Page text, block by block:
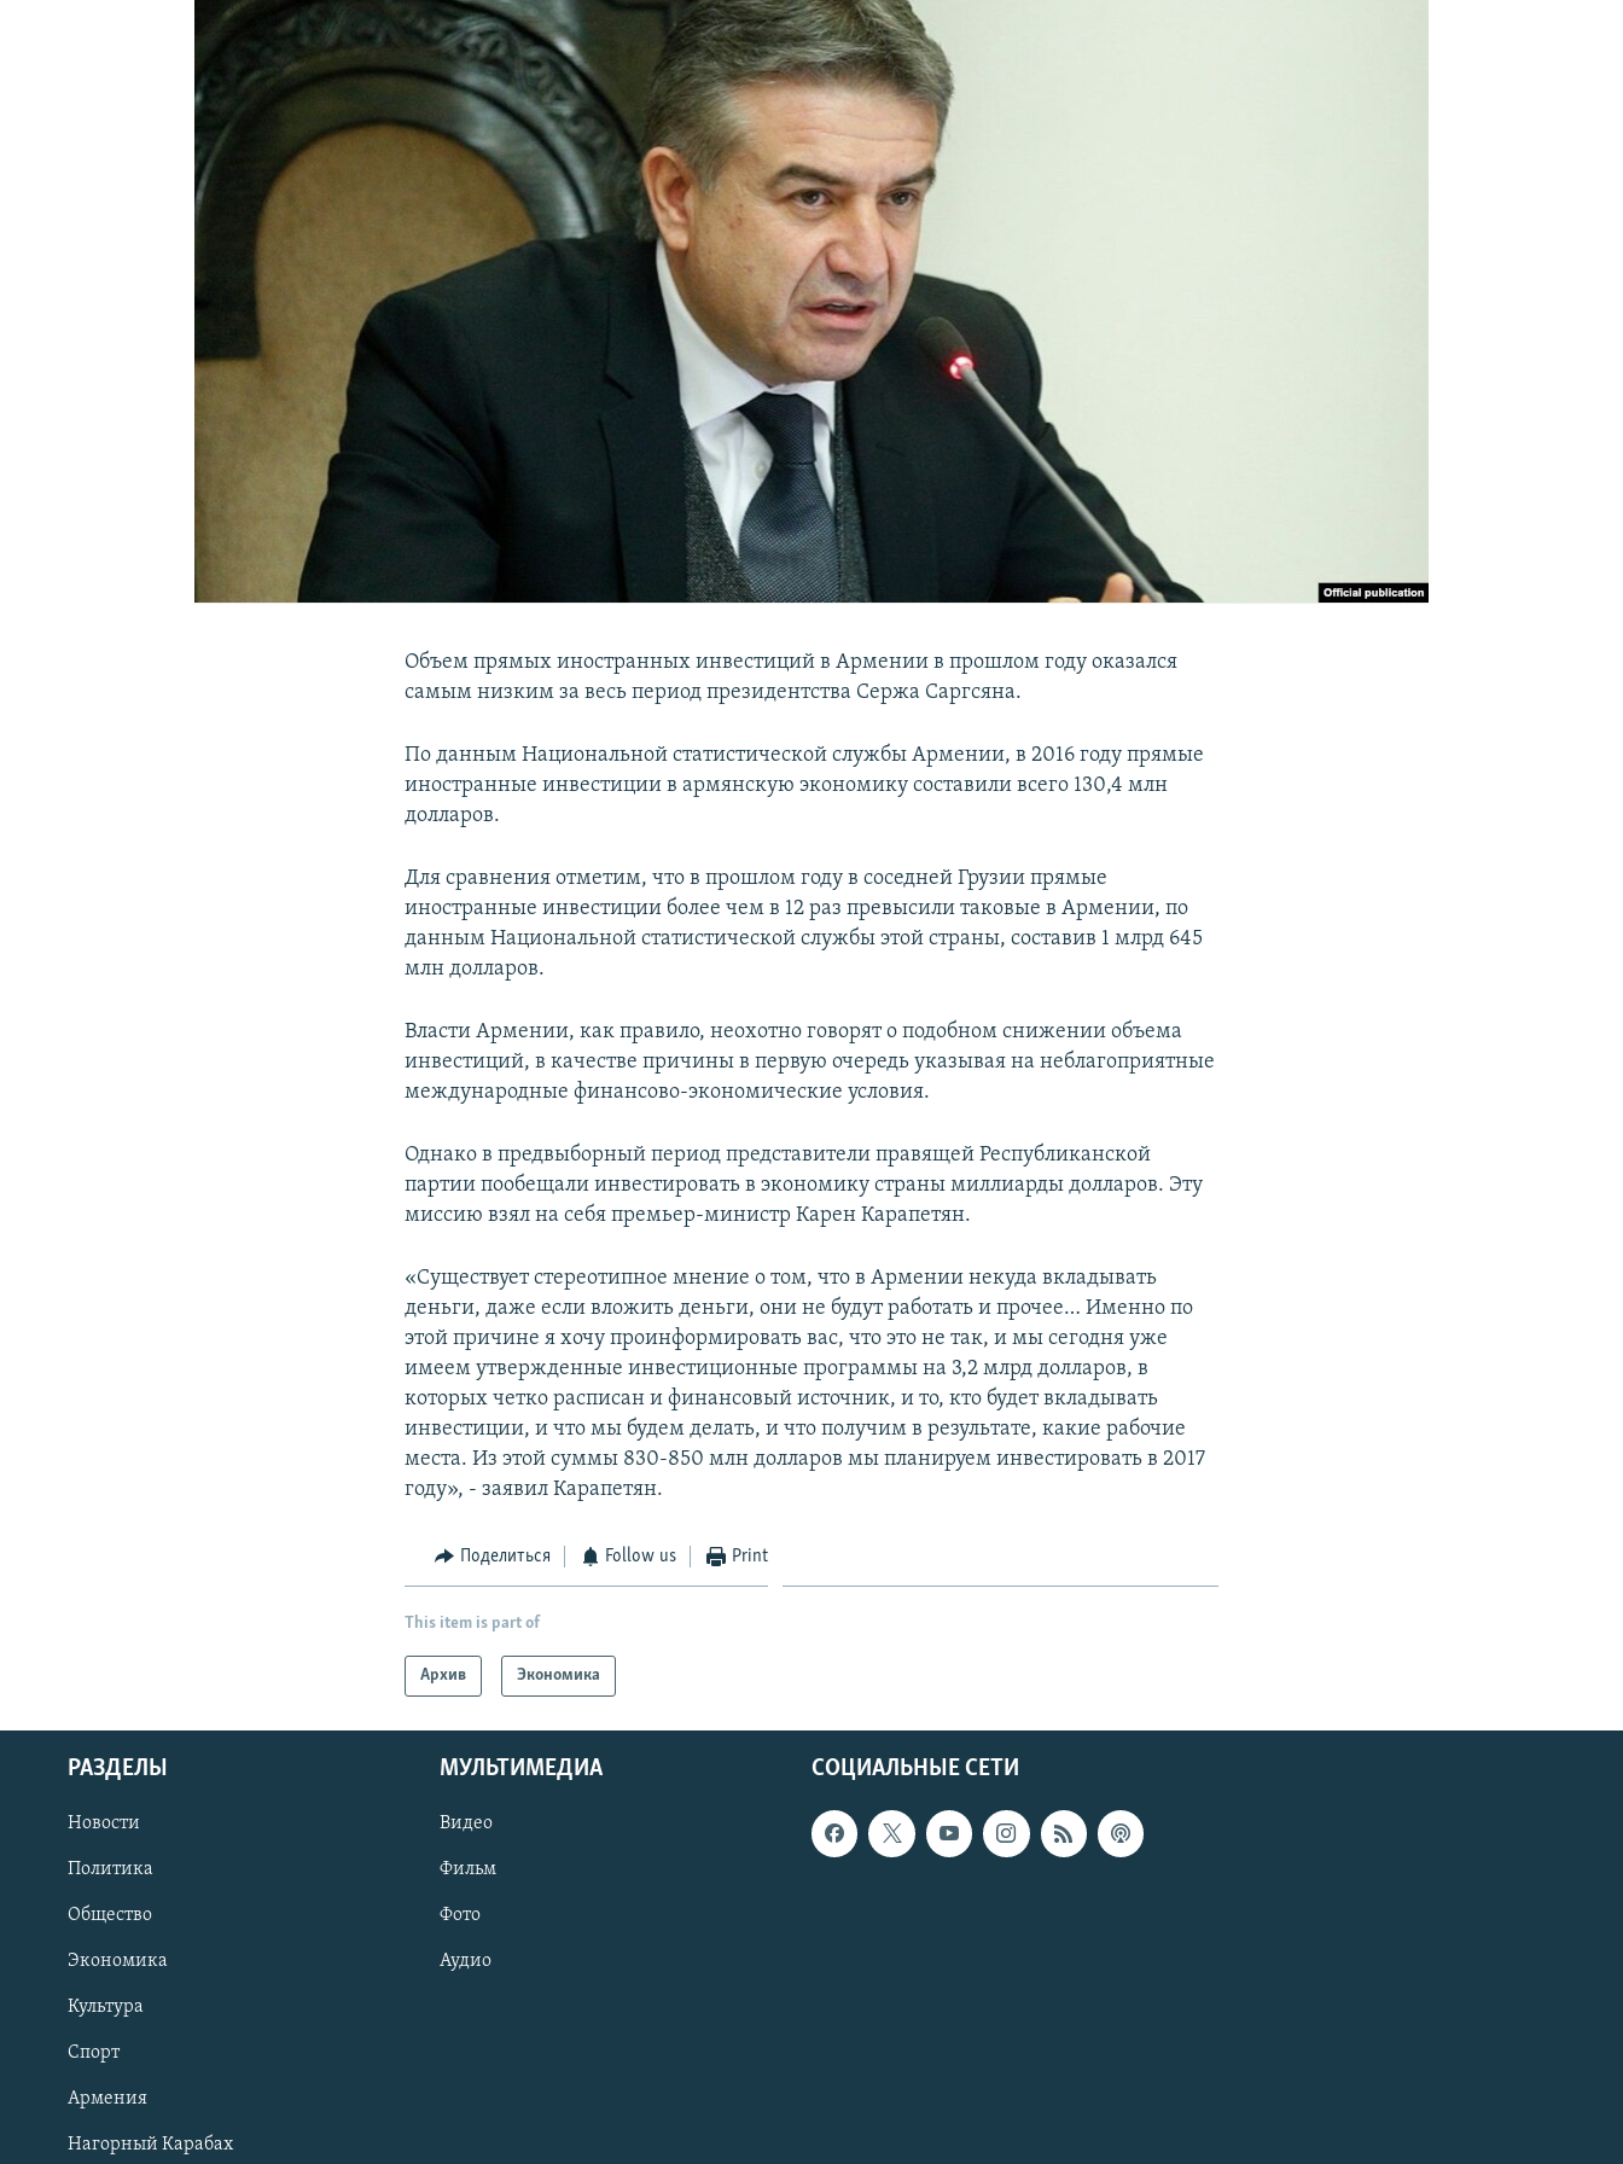
Объем прямых иностранных инвестиций в Армении в прошлом году оказался
самым низким за весь период президентства Сержа Саргсяна.
По данным Национальной статистической службы Армении, в 2016 году прямые
иностранные инвестиции в армянскую экономику составили всего 130,4 млн
долларов.
Для сравнения отметим, что в прошлом году в соседней Грузии прямые
иностранные инвестиции более чем в 12 раз превысили таковые в Армении, по
данным Национальной статистической службы этой страны, составив 1 млрд 645
млн долларов.
Власти Армении, как правило, неохотно говорят о подобном снижении объема
инвестиций, в качестве причины в первую очередь указывая на неблагоприятные
международные финансово-экономические условия.
Однако в предвыборный период представители правящей Республиканской
партии пообещали инвестировать в экономику страны миллиарды долларов. Эту
миссию взял на себя премьер-министр Карен Карапетян.
«Существует стереотипное мнение о том, что в Армении некуда вкладывать
деньги, даже если вложить деньги, они не будут работать и прочее… Именно по
этой причине я хочу проинформировать вас, что это не так, и мы сегодня уже
имеем утвержденные инвестиционные программы на 3,2 млрд долларов, в
которых четко расписан и финансовый источник, и то, кто будет вкладывать
инвестиции, и что мы будем делать, и что получим в результате, какие рабочие
места. Из этой суммы 830-850 млн долларов мы планируем инвестировать в 2017
году», - заявил Карапетян.
Поделиться Follow us Print
This item is part of
Архив Экономика
СОЦИАЛЬНЫЕ СЕТИ
РАЗДЕЛЫ
Новости
Политика
Общество
Экономика
Культура
Спорт
Армения
Нагорный Карабах
МУЛЬТИМЕДИА
Видео
Фильм
Фото
Аудио